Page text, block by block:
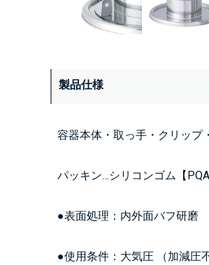
製品仕様
容器本体・取っ手・クリップ
パッキン…シリコンゴム【
●表面処理：内外面バフ研磨
●使用条件：大気圧 （加減圧